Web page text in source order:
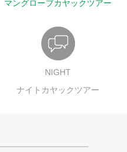
マングローブカヤックツアー
NIGHT
ナイトカヤックツアー